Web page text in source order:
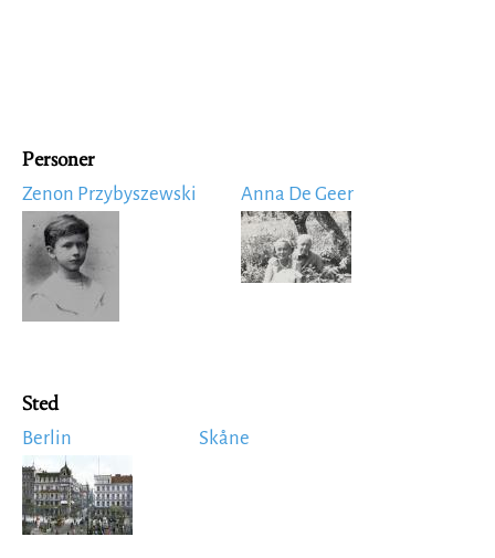
Personer
Zenon Przybyszewski
Image
Anna De Geer
Image
Sted
Berlin
Image
Skåne